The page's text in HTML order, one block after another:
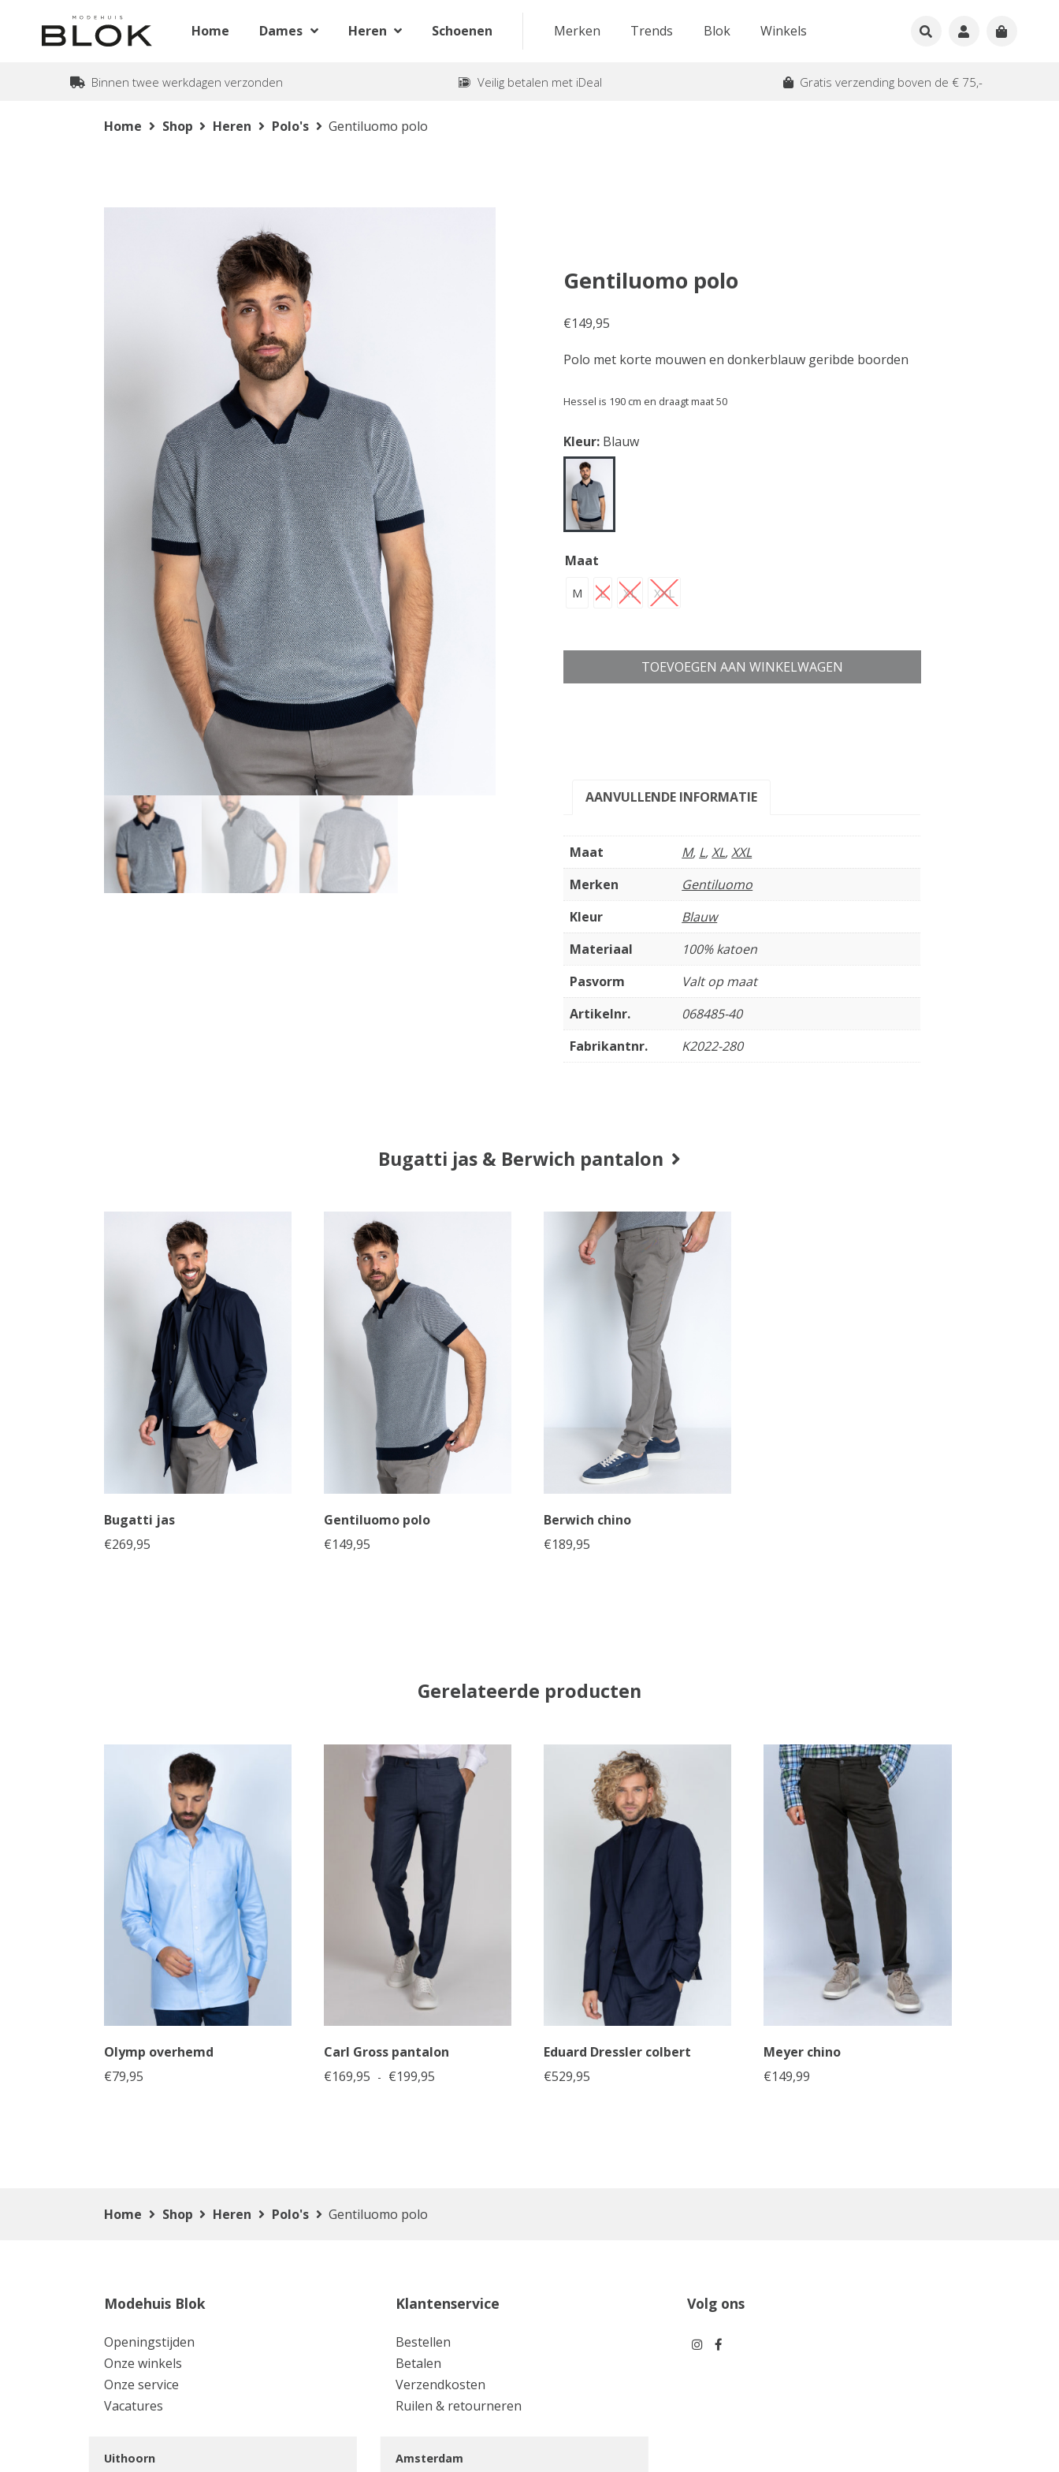
Home Dames Heren Schoenen Merken Trends Blok Winkels
Binnen twee werkdagen verzonden Veilig betalen met iDeal Gratis verzending boven de € 75,-
Home Shop Heren Polo's Gentiluomo polo
Gentiluomo polo
€149,95
Polo met korte mouwen en donkerblauw geribde boorden
Hessel is 190 cm en draagt maat 50
Kleur: Blauw
Maat
M L XL XXL
TOEVOEGEN AAN WINKELWAGEN
AANVULLENDE INFORMATIE
Maat M, L,XL,XXL
Merken
Gentiluomo
Kleur
Blauw
Materiaal
100% katoen
Pasvorm
Valt op maat
Artikelnr.
068485-40
Fabrikantnr.
K2022-280
Bugatti jas & Berwich pantalon
Bugatti jas
€269,95
Gentiluomo polo
€149,95
Berwich chino
€189,95
Gerelateerde producten
Olymp overhemd
€79,95
Carl Gross pantalon
€169,95 - €199,95 Prijsklasse: €169,95 tot €199,95
Eduard Dressler colbert
€529,95
Meyer chino
€149,99
Home Shop Heren Polo's Gentiluomo polo
Modehuis Blok
Openingstijden
Onze winkels
Onze service
Vacatures
Klantenservice
Bestellen
Betalen
Verzendkosten
Ruilen & retourneren
Volg ons
Uithoorn Amsterdam